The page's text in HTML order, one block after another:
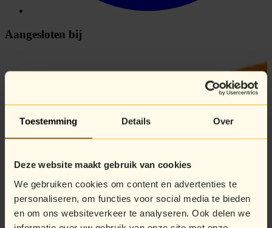
Toestemming Details Over
Deze website maakt gebruik van cookies
We gebruiken cookies om content en advertenties te
personaliseren, om functies voor social media te bieden
en om ons websiteverkeer te analyseren. Ook delen we
Aangesloten bij